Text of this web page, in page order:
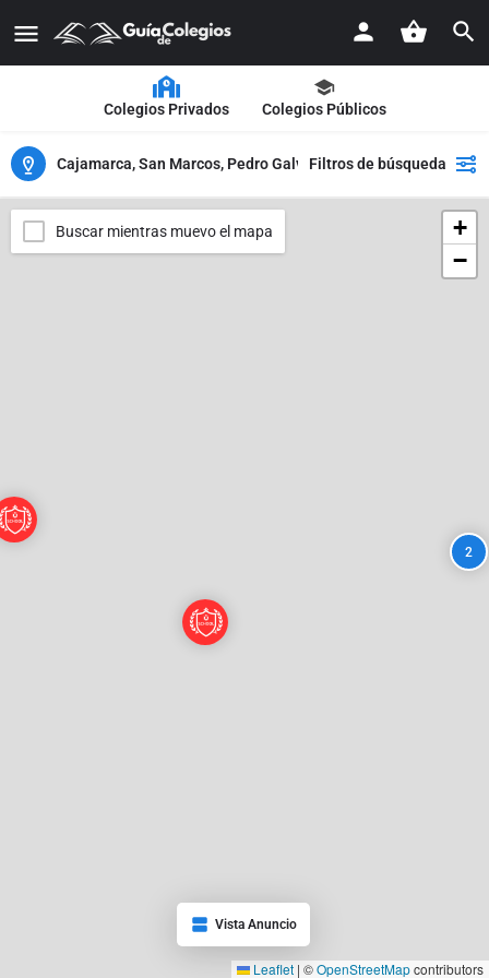
Colegios Privados Colegios Públicos
Cajamarca, San Marcos, Pedro GalvezFiltros de búsqueda
2
+
−
Leaflet | ©OpenStreetMapcontributors
Buscar mientras muevo el mapa
Vista Anuncio